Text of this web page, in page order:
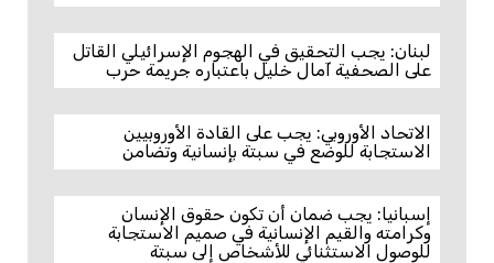
لبنان: يجب التحقيق في الهجوم الإسرائيلي القاتل
على الصحفية آمال خليل باعتباره جريمة حرب
الاتحاد الأوروبي: يجب على القادة الأوروبيين
الاستجابة للوضع في سبتة بإنسانية وتضامن
إسبانيا: يجب ضمان أن تكون حقوق الإنسان
وكرامته والقيم الإنسانية في صميم الاستجابة
للوصول الاستثنائي للأشخاص إلى سبتة